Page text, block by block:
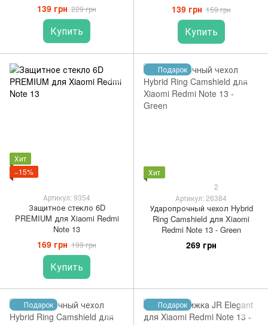
139 грн 229 грн
Купить
139 грн 159 грн
Купить
Хит
−15%
Артикул: 9354
Защитное стекло 6D
PREMIUM для Xiaomi Redmi
Note 13
169 грн 199 грн
Купить
Подарок
Хит
2
Артикул: 26384
Ударопрочный чехол Hybrid
Ring Camshield для Xiaomi
Redmi Note 13 - Green
269 грн
Подарок Подарок